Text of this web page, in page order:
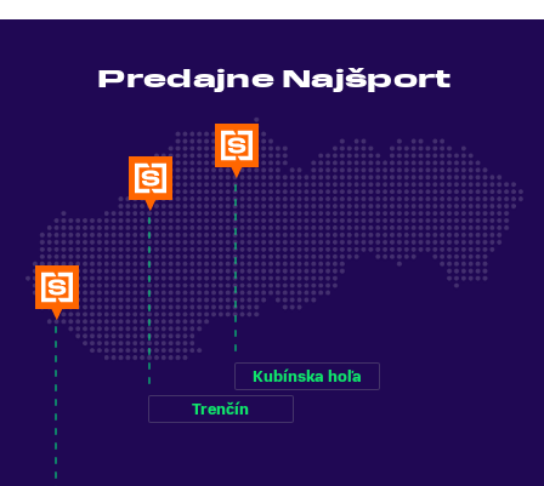
Predajne Najšport
Trenčín
Kubínska hoľa